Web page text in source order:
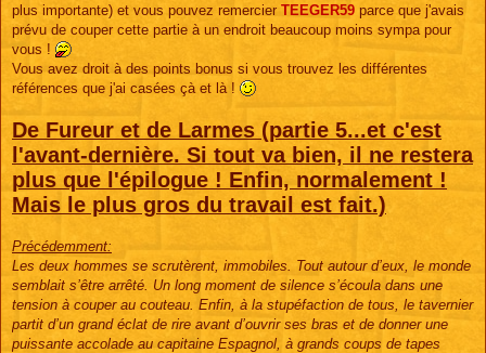
a
g
plus importante) et vous pouvez remercier TEEGER59 parce que j'avais
prévu de couper cette partie à un endroit beaucoup moins sympa pour
vous !
Vous avez droit à des points bonus si vous trouvez les différentes
références que j'ai casées çà et là !
De Fureur et de Larmes (partie 5...et c'est
l'avant-dernière. Si tout va bien, il ne restera
plus que l'épilogue ! Enfin, normalement !
Mais le plus gros du travail est fait.)
Précédemment:
Les deux hommes se scrutèrent, immobiles. Tout autour d’eux, le monde
semblait s’être arrêté. Un long moment de silence s’écoula dans une
tension à couper au couteau. Enfin, à la stupéfaction de tous, le tavernier
partit d’un grand éclat de rire avant d’ouvrir ses bras et de donner une
puissante accolade au capitaine Espagnol, à grands coups de tapes